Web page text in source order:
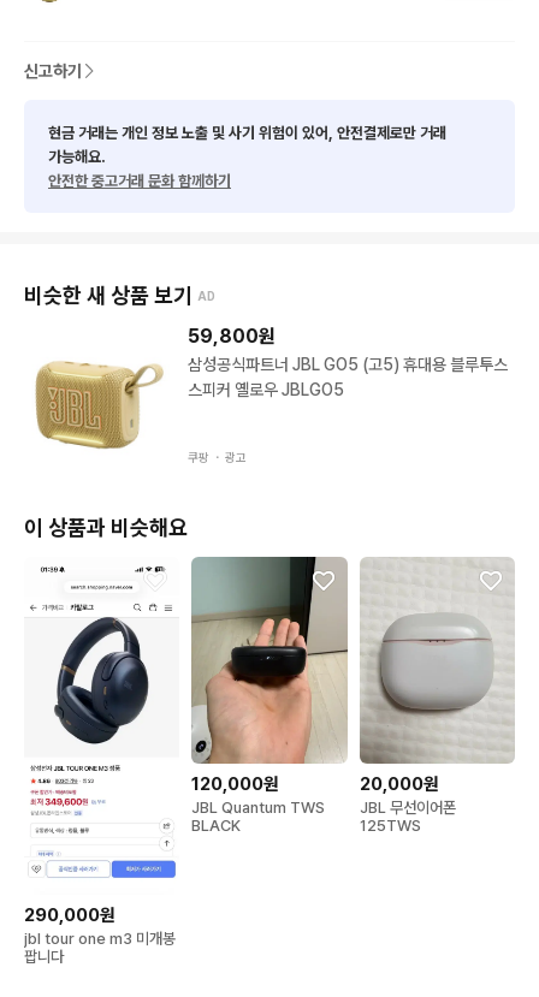
신고하기
현금 거래는 개인 정보 노출 및 사기 위험이 있어, 안전결제로만 거래
가능해요.
안전한 중고거래 문화 함께하기
비슷한 새 상품 보기 AD
59,800원
삼성공식파트너 JBL GO5 (고5) 휴대용 블루투스
스피커 옐로우 JBLGO5
쿠팡 ・ 광고
이 상품과 비슷해요
290,000원
jbl tour one m3 미개봉
팝니다
120,000원
JBL Quantum TWS
BLACK
20,000원
JBL 무선이어폰
125TWS